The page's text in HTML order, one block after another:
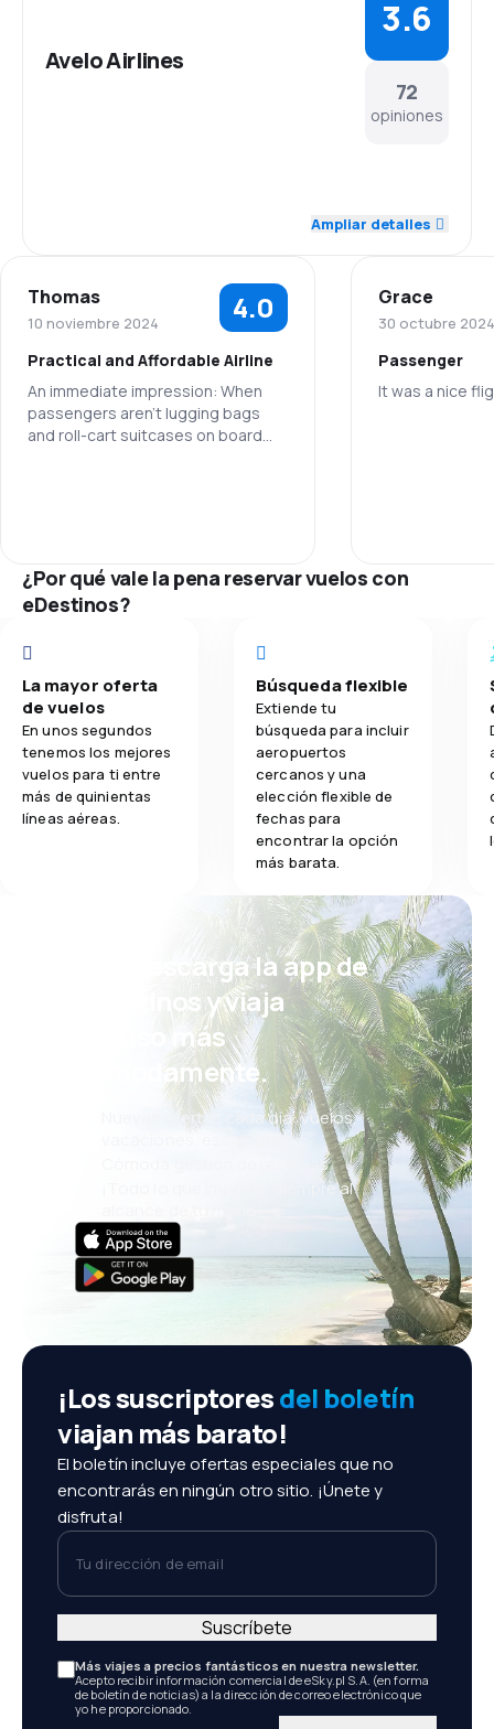
Avelo Airlines
72
opiniones
3.6
Red de conexiones 3.8
Precio del billete 4.1
Comodidad de viaje
Ampliar detalles
Thomas
10 noviembre 2024 4.0
Practical and Affordable Airline
An immediate impression: When
passengers aren't lugging bags
and roll-cart suitcases on board
being on time and arrival is on time.
Grace
30 octubre 2024
Passenger
It was a nice
Comodidad
Transporte
¿Por qué vale la pena reservar vuelos con
eDestinos?
La mayor oferta
de vuelos
En unos segundos
tenemos los mejores
vuelos para ti entre
más de quinientas
líneas aéreas.
Búsqueda flexible
Extiende tu
búsqueda para incluir
aeropuertos
cercanos y una
elección flexible de
fechas para
encontrar la opción
más barata.
¡Eh! Descarga la app de
eDestinos y viaja
incluso más
cómodamente.
Nuevas ofertas cada día: vuelos,
vacaciones, escapadas
Cómoda gestión de reservas
¡Todo lo que importa, siempre al
¡Los suscriptoresdel boletín
viajan más barato!
El boletín incluye ofertas especiales que no
encontrarás en ningún otro sitio. ¡Únete y
disfruta!
Tu dirección de email
Más viajes a precios fantásticos en nuestra newsletter.
Acepto recibir información comercial de eSky.pl S.A. (en forma
de boletín de noticias) a la dirección de correo electrónico que
yo he proporcionado.
Suscríbete